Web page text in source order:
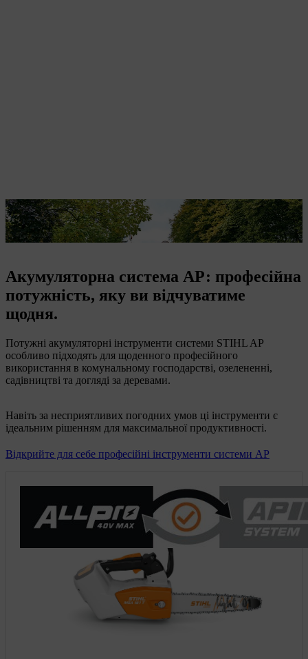
Пристрої системи AP ідеально підходять для професійного
використання.
Акумуляторна система АР: професійна
потужність, яку ви відчуватиме
щодня.
Потужні акумуляторні інструменти системи STIHL AP
особливо підходять для щоденного професійного
використання в комунальному господарстві, озелененні,
садівництві та догляді за деревами.
Навіть за несприятливих погодних умов ці інструменти є
ідеальним рішенням для максимальної продуктивності.
Відкрийте для себе професійні інструменти системи AP